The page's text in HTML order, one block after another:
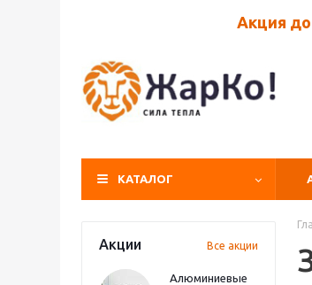
Акция
КАТАЛОГ
Акции Все акции
Алюминиевые